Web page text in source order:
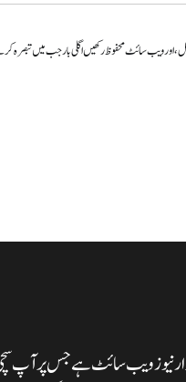
اور ویب سائٹ محفوظ رکھیں اگلی بار جب میں
نیوز ویب سائٹ ہے جس پر آپ